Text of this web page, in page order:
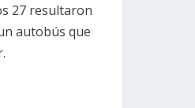
27 resultaron
autobús que